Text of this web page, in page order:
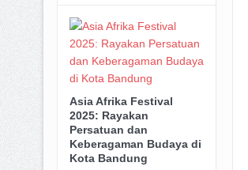
Asia Afrika Festival
2025: Rayakan
Persatuan dan
Keberagaman Budaya di
Kota Bandung